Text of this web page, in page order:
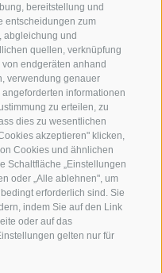
bereitstellung und
entscheidungen zum
abgleichung und
quellen, verknüpfung
endgeräten anhand
verwendung genauer
informationen
zu erteilen, zu
dies zu wesentlichen
akzeptieren" klicken,
Cookies und ähnlichen
Schaltfläche „Einstellungen
oder „Alle ablehnen", um
erforderlich sind. Sie
indem Sie auf den Link
oder auf das
gelten nur für